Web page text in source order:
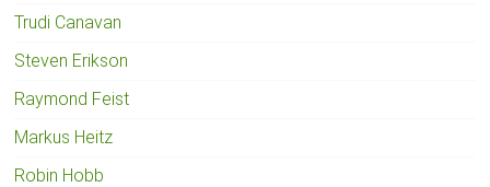
Trudi Canavan
Steven Erikson
Raymond Feist
Markus Heitz
Robin Hobb